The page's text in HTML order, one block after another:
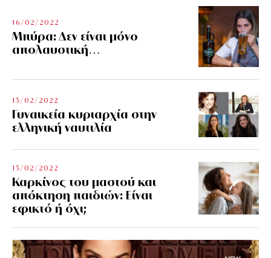
16/02/2022
Μπύρα: Δεν είναι μόνο
απολαυστική…
15/02/2022
Γυναικεία κυριαρχία στην
ελληνική ναυτιλία
15/02/2022
Καρκίνος του μαστού και
απόκτηση παιδιών: Είναι
εφικτό ή όχι;